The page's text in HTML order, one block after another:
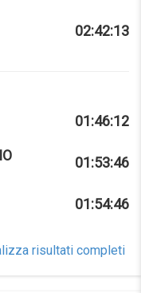
02:42:13
01:46:12
01:53:46
01:54:46
risultati completi